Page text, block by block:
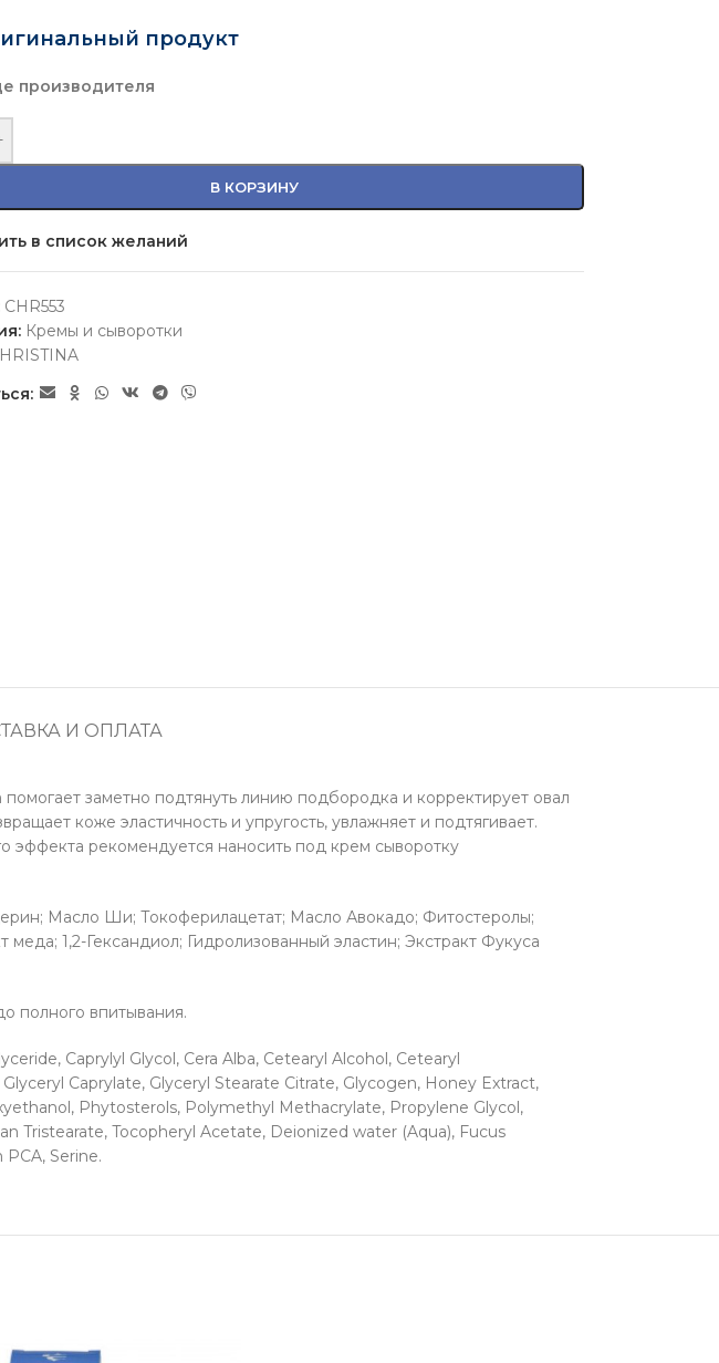
продукт
производителя
В КОРЗИНУ
в список желаний
CHR553
Кремы и сыворотки
И ОПЛАТА
заметно подтянуть линию подбородка и корректирует овал
коже эластичность и упругость, увлажняет и подтягивает.
рекомендуется наносить под крем сыворотку
Масло Ши; Токоферилацетат; Масло Авокадо; Фитостеролы;
1,2-Гександиол; Гидролизованный эластин; Экстракт Фукуса
полного впитывания.
Caprylyl Glycol, Cera Alba, Cetearyl Alcohol, Cetearyl
Caprylate, Glyceryl Stearate Citrate, Glycogen, Honey Extract,
Phytosterols, Polymethyl Methacrylate, Propylene Glycol,
Tristearate, Tocopheryl Acetate, Deionized water (Aqua), Fucus
Serine.